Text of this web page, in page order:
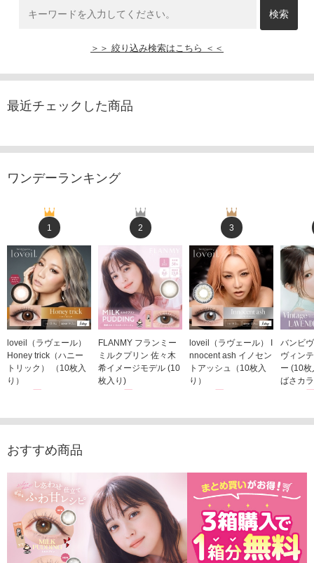
＞＞ 絞り込み検索はこちら ＜＜
最近チェックした商品
ワンデーランキング
1
loveil（ラヴェール）
Honey trick（ハニー
トリック） （10枚入
り）
2
FLANMY フランミー
ミルクプリン 佐々木
希イメージモデル (10
枚入り)
3
loveil（ラヴェール） I
nnocent ash イノセン
トアッシュ（10枚入
り）
バンビ
ヴィン
ー (10
ばさカ
おすすめ商品